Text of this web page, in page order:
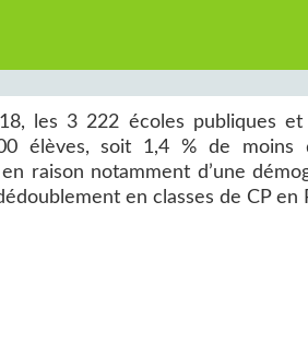
les 3 222 écoles publiques
élèves, soit 1,4 % de
raison notamment d’une
en classes de CP en